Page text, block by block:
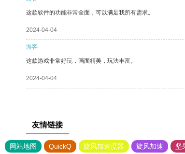
这款软件的功能非常全面，可以满足我所有需求。
2024-04-04
游客
这款游戏非常好玩，画面精美，玩法丰富。
2024-04-04
友情链接
网站地图 QuickQ 旋风加速度器 旋风加速 坚